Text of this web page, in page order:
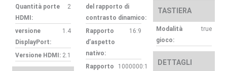
Quantità porte
HDMI:
2
versione
DisplayPort:
1.4
Versione HDMI: 2.1
del rapporto di
contrasto dinamico:
Rapporto
d’aspetto
nativo:
16:9
Rapporto
1000000:1
TASTIERA
Modalità
gioco:
true
DETTAGLI